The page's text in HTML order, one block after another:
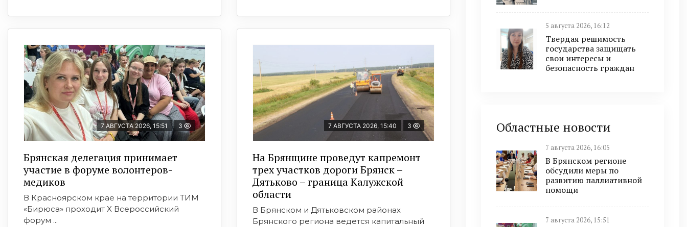
7 АВГУСТА 2026, 15:51 3
Брянская делегация принимает
участие в форуме волонтеров-
медиков
В Красноярском крае на территории ТИМ
«Бирюса» проходит X Всероссийский
форум ...
7 АВГУСТА 2026, 15:40 3
На Брянщине проведут капремонт
трех участков дороги Брянск –
Дятьково – граница Калужской
области
В Брянском и Дятьковском районах
Брянского региона ведется капитальный
5 августа 2026, 16:12
Твердая решимость
государства защищать
свои интересы и
безопасность граждан
Областные новости
7 августа 2026, 16:05
В Брянском регионе
обсудили меры по
развитию паллиативной
помощи
7 августа 2026, 15:51